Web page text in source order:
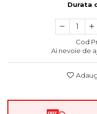
Durata
Cod
Ai nevoie de